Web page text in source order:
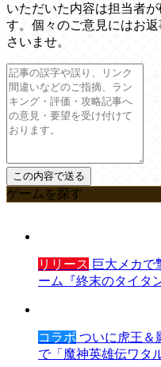
いただいた内容は担当者
す。個々のご意見にはお
さいませ。
ゲームを探す
リリース 巨大メカで
ーム『終末のタイタ
コラボ ついに虎王＆
で「魔神英雄伝ワタ